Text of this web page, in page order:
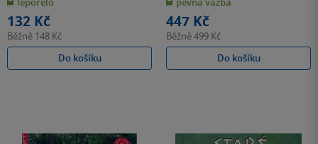
hvězdiček
132 Kč
Běžně 148 Kč
Do košíku
hvězdiček
447 Kč
Běžně499 Kč
Do košíku